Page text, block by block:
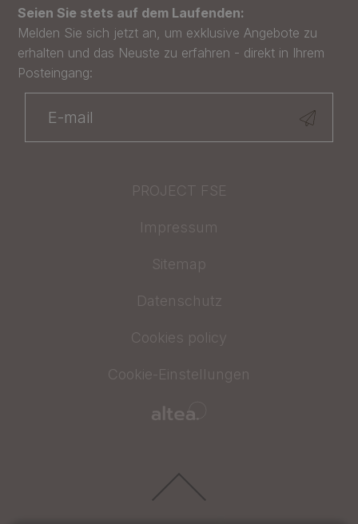
Seien Sie stets auf dem Laufenden:
Melden Sie sich jetzt an, um exklusive Angebote zu
erhalten und das Neuste zu erfahren - direkt in Ihrem
Posteingang:
PROJECT FSE
Impressum
Sitemap
Datenschutz
Cookies policy
Cookie-Einstellungen